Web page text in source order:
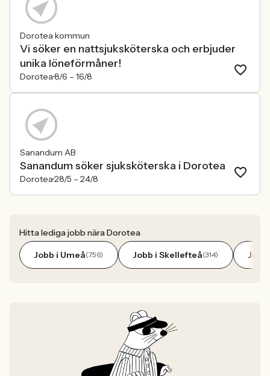
Dorotea kommun
Vi söker en nattsjuksköterska och erbjuder
unika löneförmåner!
Dorotea8/6 – 16/8
Sanandum AB
Sanandum söker sjuksköterska i Dorotea
Dorotea28/5 – 24/8
Hitta lediga jobb nära Dorotea
Jobb i Umeå(756) Jobb i Skellefteå(314)